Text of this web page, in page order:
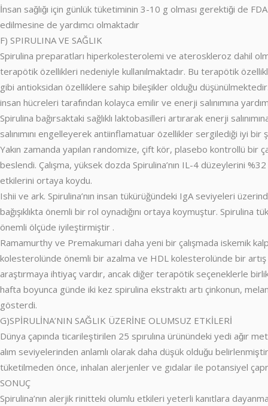
İnsan sağlığı için günlük tüketiminin 3-10 g olması gerektiği de
edilmesine de yardımcı olmaktadır
F) SPIRULINA VE SAĞLIK
Spirulina preparatları hiperkolesterolemi ve ateroskleroz dahil
terapötik özellikleri nedeniyle kullanılmaktadır. Bu terapötik
gibi antioksidan özelliklere sahip bileşikler olduğu
insan hücreleri tarafından kolayca emilir ve enerji salınımına
Spirulina bağırsaktaki sağlıklı laktobasilleri artırarak enerji
salınımını engelleyerek antiinflamatuar özellikler sergilediği iyi
Yakın zamanda yapılan randomize, çift kör, plasebo kontrollü bir
beslendi. Çalışma, yüksek dozda Spirulina’nın IL-4 düzeylerini
etkilerini ortaya koydu.
Ishii ve ark. Spirulina’nın insan tükürüğündeki IgA seviyeleri
bağışıklıkta önemli bir rol oynadığını ortaya koymuştur. Spirulina
önemli ölçüde iyileştirmiştir .
Ramamurthy ve Premakumari daha yeni bir çalışmada iskemik
kolesterolünde önemli bir azalma ve HDL kolesterolünde bir
araştırmaya ihtiyaç vardır, ancak diğer terapötik seçeneklerle
hafta boyunca günde iki kez spirulina ekstraktı artı çinkonun,
gösterdi.
G)SPİRULİNA’NIN SAĞLIK ÜZERİNE OLUMSUZ ETKİLERİ
Dünya çapında ticarileştirilen 25 spırulına ürünündeki yedi ağır
alım seviyelerinden anlamlı olarak daha düşük olduğu
tüketilmeden önce, inhalan alerjenler ve gıdalar ile potansiyel
SONUÇ
Spirulina’nın alerjik rinitteki olumlu etkileri yeterli kanıtlara